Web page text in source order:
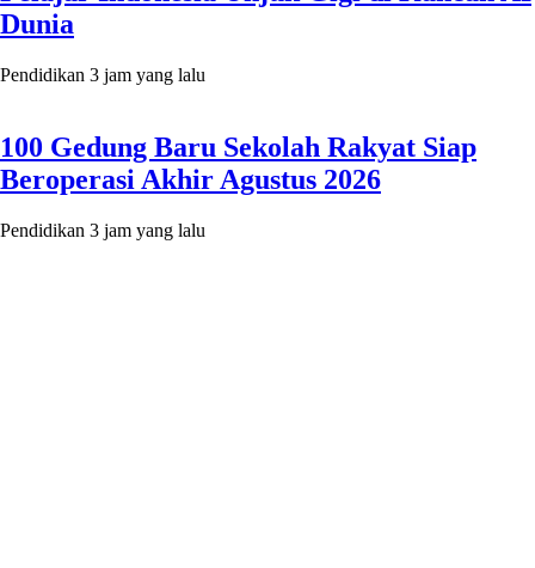
Dunia
Pendidikan 3 jam yang lalu
100 Gedung Baru Sekolah Rakyat Siap
Beroperasi Akhir Agustus 2026
Pendidikan 3 jam yang lalu